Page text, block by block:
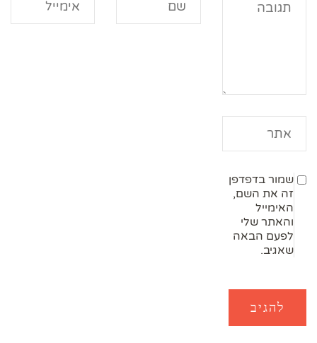
שמור בדפדפן
זה את השם,
האימייל
והאתר שלי
לפעם הבאה
שאגיב.